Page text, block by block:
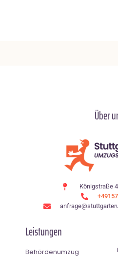
Über
Königstraße
Leistungen
Behördenumzug